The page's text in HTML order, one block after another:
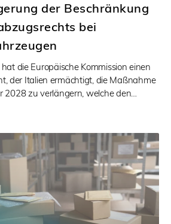
der Beschränkung
bei
die Europäische Kommission einen
der Italien ermächtigt, die Maßnahme
2028 zu verlängern, welche den…